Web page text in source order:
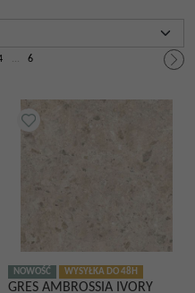
... 6
NOWOŚĆ WYSYŁKA DO 48H
GRES AMBROSSIA IVORY